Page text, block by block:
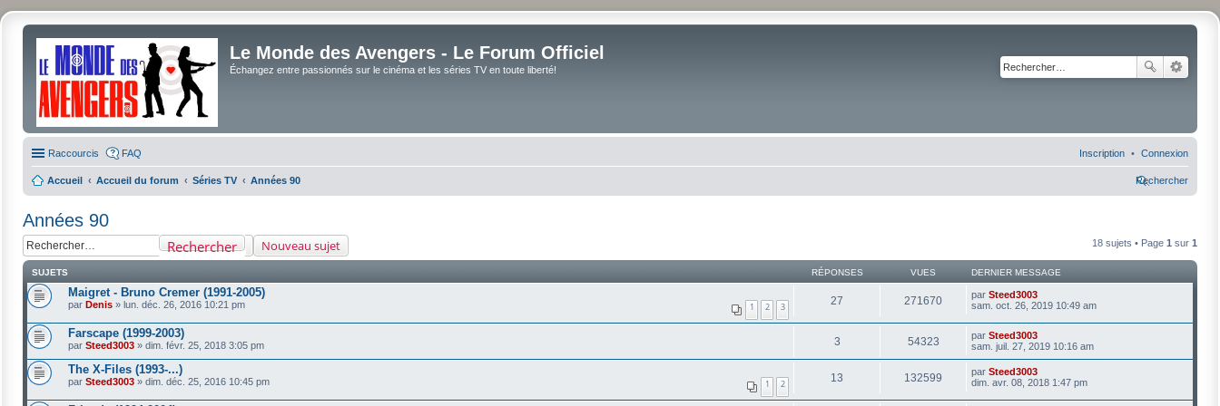
Le Monde des Avengers - Le Forum Officiel
Échangez entre passionnés sur le cinéma et les séries TV en toute liberté!
Raccourcis FAQ Connexion
Inscription
Accueil Accueil du forum Séries TV Années 90 Rechercher
Années 90
Nouveau sujet
Rechercher 18 sujets • Page 1 sur 1
SUJETS RÉPONSES VUES DERNIER MESSAGE
Maigret - Bruno Cremer (1991-2005)
par Denis » lun. déc. 26, 2016 10:21 pm 1 2 3 27 271670 par Steed3003
sam. oct. 26, 2019 10:49 am
Farscape (1999-2003)
par Steed3003 » dim. févr. 25, 2018 3:05 pm 3 54323 par Steed3003
sam. juil. 27, 2019 10:16 am
The X-Files (1993-...)
par Steed3003 » dim. déc. 25, 2016 10:45 pm 1 2 13 132599 par Steed3003
dim. avr. 08, 2018 1:47 pm